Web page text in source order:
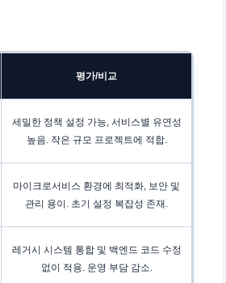
평가/비교
세밀한 정책 설정 가능, 서비스별 유연성
높음. 작은 규모 프로젝트에 적합.
마이크로서비스 환경에 최적화, 보안 및
관리 용이. 초기 설정 복잡성 존재.
레거시 시스템 통합 및 백엔드 코드 수정
없이 적용. 운영 부담 감소.